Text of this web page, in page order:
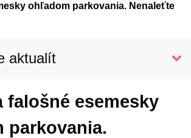
ohľadom parkovania. Nenaleťte
aktualít
falošné esemesky
parkovania.